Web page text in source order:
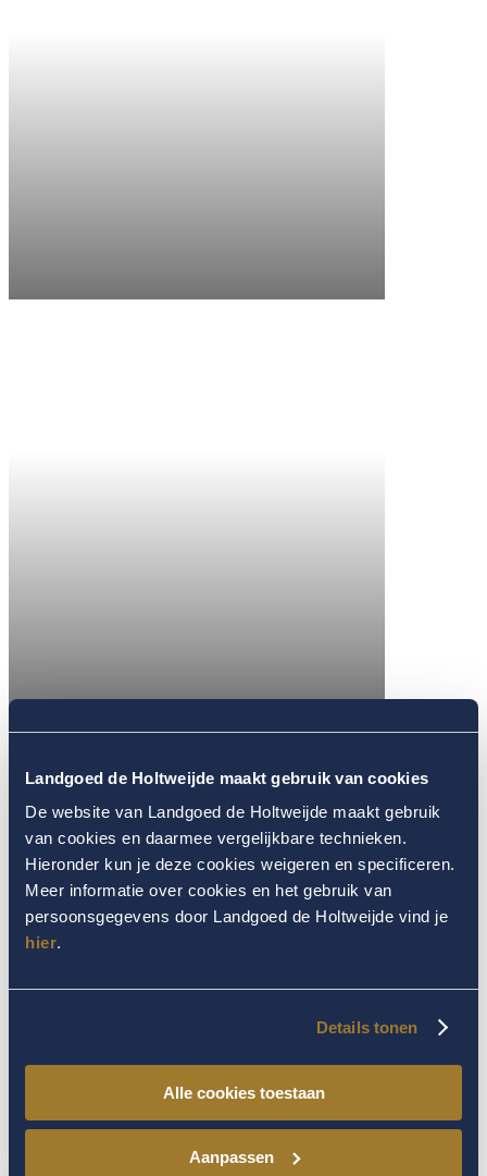
Landgoed de Holtweijde maakt gebruik van cookies
De website van Landgoed de Holtweijde maakt gebruik
van cookies en daarmee vergelijkbare technieken.
Hieronder kun je deze cookies weigeren en specificeren.
Meer informatie over cookies en het gebruik van
persoonsgegevens door Landgoed de Holtweijde vind je
hier.
Details tonen
Alle cookies toestaan
Aanpassen